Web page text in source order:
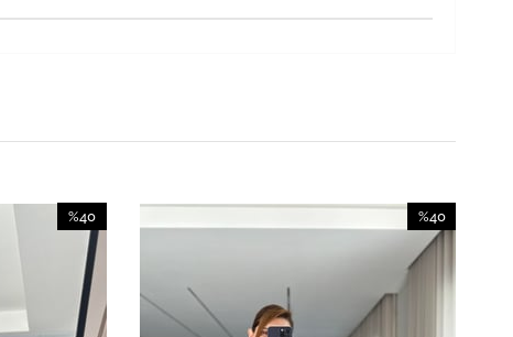
%40
İndirim
%40İndirim
%40
İndirim
%40İndirim